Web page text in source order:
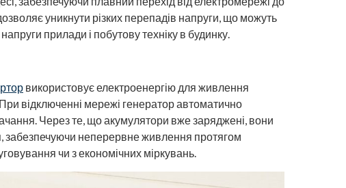
уникнути різких перепадів напруги, що можуть
прилади і побутову техніку в будинку.
використовує електроенергію для живлення
відключенні мережі генератор автоматично
Через те, що акумулятори вже заряджені, вони
забезпечуючи неперервне живлення протягом
чи з економічних міркувань.